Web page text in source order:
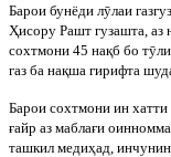
Барои бунёди лӯлаи
Ҳисору Рашт гузашта, аз
сохтмони 45 нақб бо тӯ
газ ба нақша гирифта
Барои сохтмони ин хатти
ғайр аз маблағи
ташкил медиҳад, инчунин